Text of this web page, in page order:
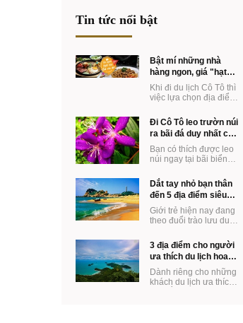
Tin tức nổi bật
Bật mí những nhà
hàng ngon, giá "hạt
dẻ" ở Cô Tô
Khi đi du lịch Cô Tô thì
việc lựa chọn địa điểm
ngon miệng chắc chắc
là ...
Đi Cô Tô leo trườn núi
ra bãi đá duy nhất có
ở Khách sạn Vàn
Chảy
Bạn có thích được leo
núi ngay tại bãi biển
nay ko? Đến Cô Tô
bạn vừa có thể ...
Dắt tay nhỏ bạn thân
đến 5 địa điểm siêu
dễ thương
Giới trẻ hiện nay đang
theo đuổi trào lưu du
thân. Một trào lưu mới
mẻ mang ...
3 địa điểm cho người
ưa thích du lịch hoang
sơ
Dành riêng cho những
khách du lịch ưa thích